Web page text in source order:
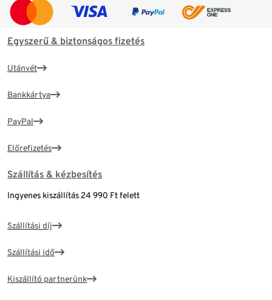
Egyszerű & biztonságos fizetés
Utánvét
Bankkártya
PayPal
Előrefizetés
Szállítás & kézbesítés
Ingyenes kiszállítás 24 990 Ft felett
Szállítási díj
Szállítási idő
Kiszállító partnerünk